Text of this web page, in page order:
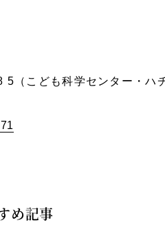
（こども科学センター・ハ
め記事